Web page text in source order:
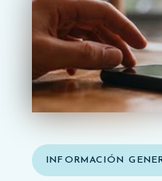
INFORMACIÓN